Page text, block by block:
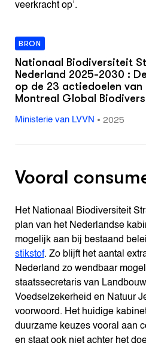
veerkracht op’.
BRON
Nationaal Biodiversiteit
Nederland 2025-2030 :
op de 23 actiedoelen van
Montreal Global
Ministerie van LVVN • 2025
Vooral
Het Nationaal Biodiversiteit
plan van het Nederlandse
mogelijk aan bij bestaand
stikstof. Zo blijft het aantal
Nederland zo wendbaar
staatssecretaris van
Voedselzekerheid en Natuur
voorwoord. Het huidige
duurzame keuzes vooral aan
en staat ook niet achter het